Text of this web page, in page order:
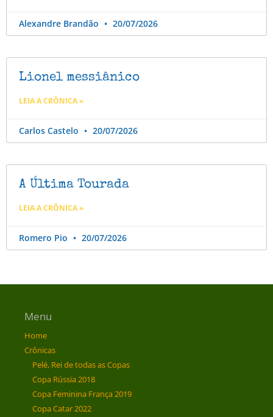
Alexandre Brandão 20/07/2026
Lionel messiânico
LEIA A CRÔNICA »
Carlos Castelo 20/07/2026
A Última Tourada
LEIA A CRÔNICA »
Romero Pio 20/07/2026
Menu
Home
Crônicas
Pelé, Rei de todas as Copas
Copa Rússia 2018
Copa Feminina França 2019
Copa Catar 2022